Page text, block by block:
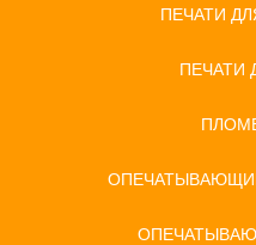
ПЕЧАТИ
ПЕЧАТИ